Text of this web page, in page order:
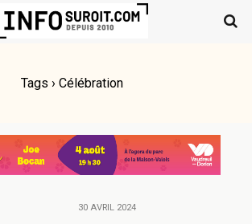
Tags › Célébration
30 AVRIL 2024